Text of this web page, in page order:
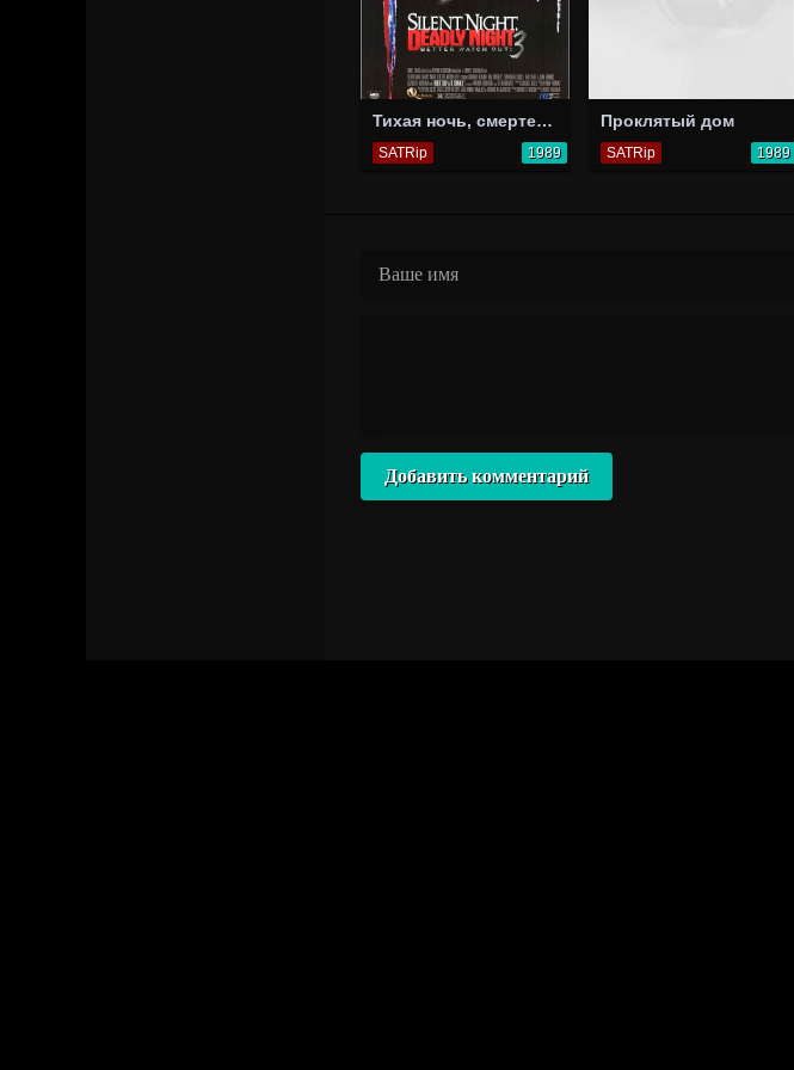
Тихая ночь, смертельная ночь 3: Лучше поберегись!
SATRip 1989
Проклятый дом
SATRip 1989
Добавить комментарий